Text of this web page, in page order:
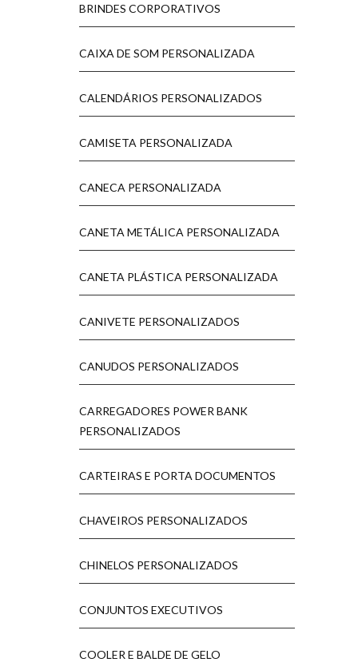
BRINDES CORPORATIVOS
CAIXA DE SOM PERSONALIZADA
CALENDÁRIOS PERSONALIZADOS
CAMISETA PERSONALIZADA
CANECA PERSONALIZADA
CANETA METÁLICA PERSONALIZADA
CANETA PLÁSTICA PERSONALIZADA
CANIVETE PERSONALIZADOS
CANUDOS PERSONALIZADOS
CARREGADORES POWER BANK
PERSONALIZADOS
CARTEIRAS E PORTA DOCUMENTOS
CHAVEIROS PERSONALIZADOS
CHINELOS PERSONALIZADOS
CONJUNTOS EXECUTIVOS
COOLER E BALDE DE GELO